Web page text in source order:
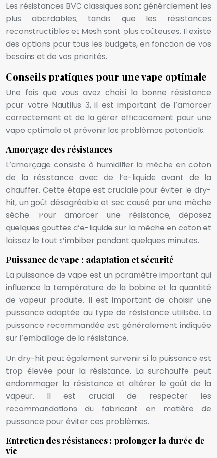
Les résistances BVC classiques sont généralement les
plus abordables, tandis que les résistances
reconstructibles et Mesh sont plus coûteuses. Il existe
des options pour tous les budgets, en fonction de vos
besoins et de vos priorités.
Conseils pratiques pour une vape optimale
Une fois que vous avez choisi la bonne résistance
pour votre Nautilus 3, il est important de l’amorcer
correctement et de la gérer efficacement pour une
vape optimale et prévenir les problèmes potentiels.
Amorçage des résistances
L’amorçage consiste à humidifier la mèche en coton
de la résistance avec de l’e-liquide avant de la
chauffer. Cette étape est cruciale pour éviter le dry-
hit, un goût désagréable et sec causé par une mèche
sèche. Pour amorcer une résistance, déposez
quelques gouttes d’e-liquide sur la mèche en coton et
laissez le tout s’imbiber pendant quelques minutes.
Puissance de vape : adaptation et sécurité
La puissance de vape est un paramètre important qui
influence la température de la bobine et la quantité
de vapeur produite. Il est important de choisir une
puissance adaptée au type de résistance utilisée. La
puissance recommandée est généralement indiquée
sur l’emballage de la résistance.
Un dry-hit peut également survenir si la puissance est
trop élevée pour la résistance. La surchauffe peut
endommager la résistance et altérer le goût de la
vapeur. Il est crucial de respecter les
recommandations du fabricant en matière de
puissance pour éviter ces problèmes.
Entretien des résistances : prolonger la durée de
vie